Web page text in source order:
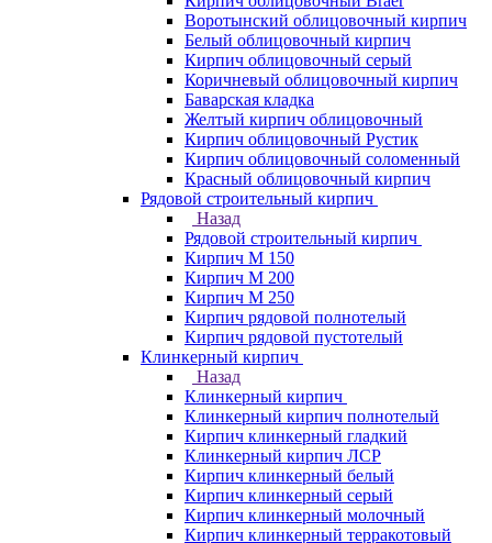
Воротынский облицовочный кирпич
Белый облицовочный кирпич
Кирпич облицовочный серый
Коричневый облицовочный кирпич
Баварская кладка
Желтый кирпич облицовочный
Кирпич облицовочный Рустик
Кирпич облицовочный соломенный
Красный облицовочный кирпич
Рядовой строительный кирпич
Назад
Рядовой строительный кирпич
Кирпич М 150
Кирпич М 200
Кирпич М 250
Кирпич рядовой полнотелый
Кирпич рядовой пустотелый
Клинкерный кирпич
Назад
Клинкерный кирпич
Клинкерный кирпич полнотелый
Кирпич клинкерный гладкий
Клинкерный кирпич ЛСР
Кирпич клинкерный белый
Кирпич клинкерный серый
Кирпич клинкерный молочный
Кирпич клинкерный терракотовый